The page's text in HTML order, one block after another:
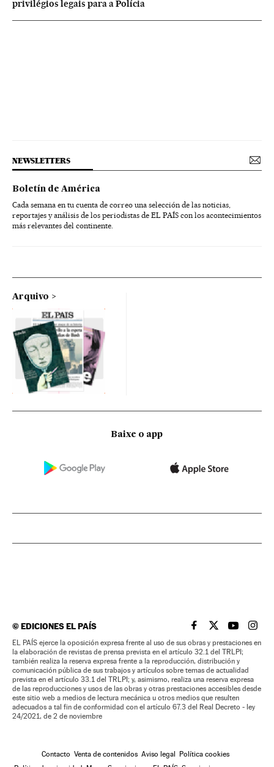
privilégios legais para a Polícia
NEWSLETTERS
Boletín de América
Cada semana en tu cuenta de correo una selección de las noticias,
reportajes y análisis de los periodistas de EL PAÍS con los acontecimientos
más relevantes del continente.
Arquivo
Baixe o app
©EDICIONES EL PAÍS EL PAÍS BRASIL EN
EL PAÍSEL PAÍS
EL
EL PAÍS ejerce la oposición expresa frente al uso de sus obras y prestaciones en
la elaboración de revistas de prensa prevista en el artículo 32.1 del TRLPI;
también realiza la reserva expresa frente a la reproducción, distribución y
comunicación pública de sus trabajos y artículos sobre temas de actualidad
prevista en el artículo 33.1 del TRLPI; y, asimismo, realiza una reserva expresa
de las reproducciones y usos de las obras y otras prestaciones accesibles desde
este sitio web a medios de lectura mecánica u otros medios que resulten
adecuados a tal fin de conformidad con el artículo 67.3 del Real Decreto - ley
24/2021, de 2 de noviembre
Contacto Venta de contenidos Aviso legal
Política cookies